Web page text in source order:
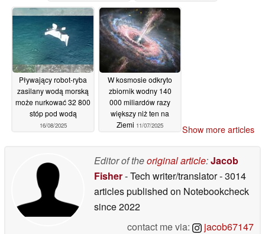
28/09/2025
Pływający robot-ryba
zasilany wodą morską
może nurkować 32 800
stóp pod wodą
16/08/2025
W kosmosie odkryto
zbiornik wodny 140
000 miliardów razy
większy niż ten na
Ziemi 11/07/2025 Show more articles
Editor of theoriginal article:Jacob
Fisher- Tech writer/translator- 3014
articles published on Notebookcheck
since 2022
contact me via:
jacob67147